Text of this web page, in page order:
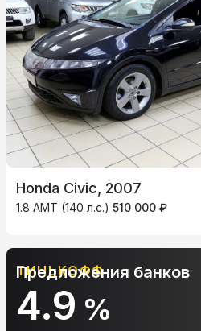
Honda Civic, 2007
1.8 AMT (140 л.с.) 510 000 ₽
ТИНЬКОФФ
4.9 %
Предложения банков